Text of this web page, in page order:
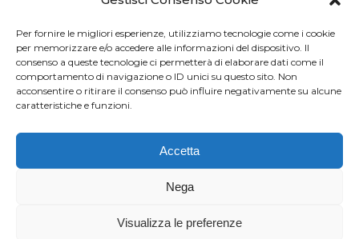
Per fornire le migliori esperienze, utilizziamo tecnologie come i cookie
per memorizzare e/o accedere alle informazioni del dispositivo. Il
consenso a queste tecnologie ci permetterà di elaborare dati come il
comportamento di navigazione o ID unici su questo sito. Non
acconsentire o ritirare il consenso può influire negativamente su alcune
caratteristiche e funzioni.
Accetta
Nega
Visualizza le preferenze
E-mail: info@paciarrediscolastici.com
PEC: pacisrl@interfreepec.it
Tel e Fax: +39 0571 675108
PI e CF: 05012160486 Registro delle Imprese di
Capitale Sociale Euro 20.800,00 i.v.